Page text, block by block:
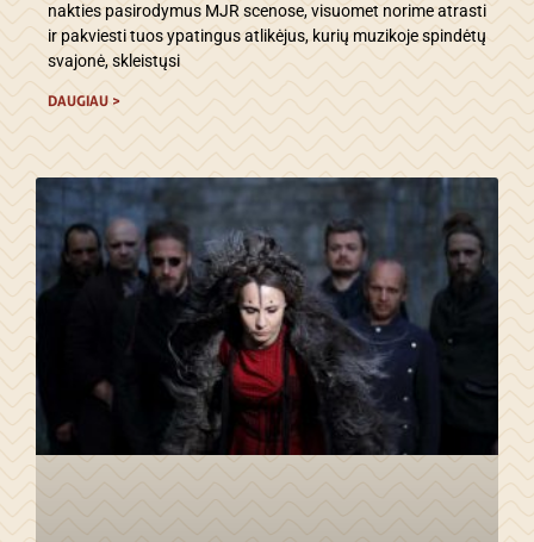
nakties pasirodymus MJR scenose, visuomet norime atrasti
ir pakviesti tuos ypatingus atlikėjus, kurių muzikoje spindėtų
svajonė, skleistųsi
DAUGIAU >